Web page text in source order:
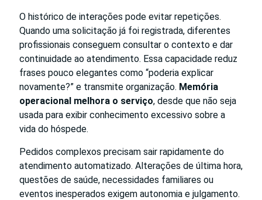
O histórico de interações pode evitar repetições.
Quando uma solicitação já foi registrada, diferentes
profissionais conseguem consultar o contexto e dar
continuidade ao atendimento. Essa capacidade reduz
frases pouco elegantes como “poderia explicar
novamente?” e transmite organização. Memória
operacional melhora o serviço, desde que não seja
usada para exibir conhecimento excessivo sobre a
vida do hóspede.
Pedidos complexos precisam sair rapidamente do
atendimento automatizado. Alterações de última hora,
questões de saúde, necessidades familiares ou
eventos inesperados exigem autonomia e julgamento.